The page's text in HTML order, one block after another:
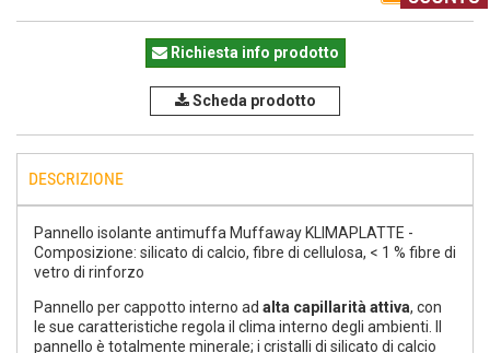
Richiesta info prodotto
Scheda prodotto
DESCRIZIONE
Pannello isolante antimuffa Muffaway KLIMAPLATTE -
Composizione: silicato di calcio, fibre di cellulosa, < 1 % fibre di
vetro di rinforzo
Pannello per cappotto interno ad alta capillarità attiva, con
le sue caratteristiche regola il clima interno degli ambienti. Il
pannello è totalmente minerale; i cristalli di silicato di calcio